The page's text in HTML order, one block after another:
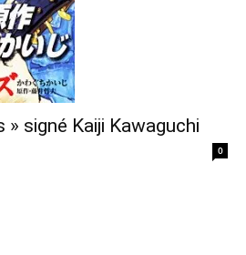
» signé Kaiji Kawaguchi
0